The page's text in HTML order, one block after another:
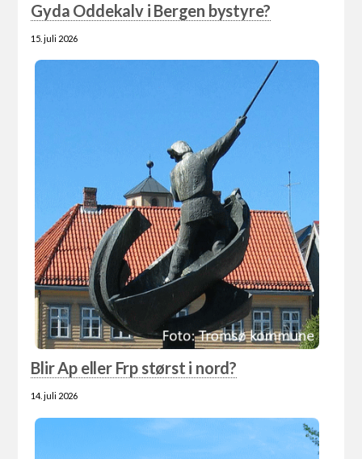
Gyda Oddekalv i Bergen bystyre?
15. juli 2026
Blir Ap eller Frp størst i nord?
14. juli 2026